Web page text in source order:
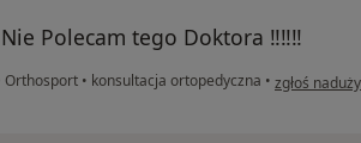
Nie Polecam tego Doktora ‼‼‼
Orthosport • konsultacja ortopedyczna • w opinii
zgłoś